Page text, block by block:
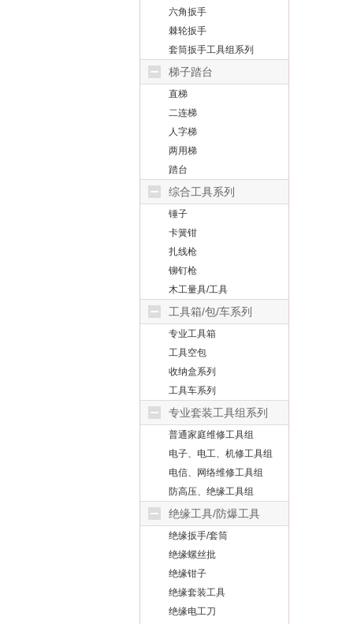
六角扳手
棘轮扳手
套筒扳手工具组系列
梯子踏台
直梯
二连梯
人字梯
两用梯
踏台
综合工具系列
锤子
卡簧钳
扎线枪
铆钉枪
木工量具/工具
工具箱/包/车系列
专业工具箱
工具空包
收纳盒系列
工具车系列
专业套装工具组系列
普通家庭维修工具组
电子、电工、机修工具组
电信、网络维修工具组
防高压、绝缘工具组
绝缘工具/防爆工具
绝缘扳手/套筒
绝缘螺丝批
绝缘钳子
绝缘套装工具
绝缘电工刀